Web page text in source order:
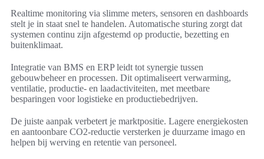
Realtime monitoring via slimme meters, sensoren en dashboards
stelt je in staat snel te handelen. Automatische sturing zorgt dat
systemen continu zijn afgestemd op productie, bezetting en
buitenklimaat.
Integratie van BMS en ERP leidt tot synergie tussen
gebouwbeheer en processen. Dit optimaliseert verwarming,
ventilatie, productie- en laadactiviteiten, met meetbare
besparingen voor logistieke en productiebedrijven.
De juiste aanpak verbetert je marktpositie. Lagere energiekosten
en aantoonbare CO2-reductie versterken je duurzame imago en
helpen bij werving en retentie van personeel.